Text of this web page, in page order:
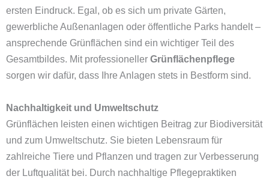
ersten Eindruck. Egal, ob es sich um private Gärten,
gewerbliche Außenanlagen oder öffentliche Parks handelt –
ansprechende Grünflächen sind ein wichtiger Teil des
Gesamtbildes. Mit professioneller Grünflächenpflege
sorgen wir dafür, dass Ihre Anlagen stets in Bestform sind.
Nachhaltigkeit und Umweltschutz
Grünflächen leisten einen wichtigen Beitrag zur Biodiversität
und zum Umweltschutz. Sie bieten Lebensraum für
zahlreiche Tiere und Pflanzen und tragen zur Verbesserung
der Luftqualität bei. Durch nachhaltige Pflegepraktiken